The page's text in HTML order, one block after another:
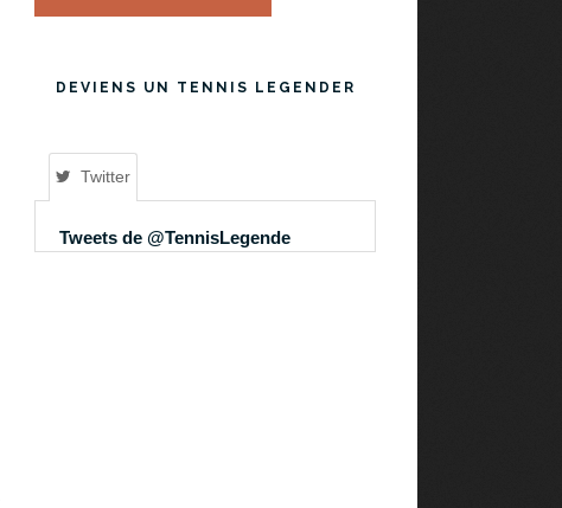
DEVIENS UN TENNIS LEGENDER
Twitter
Tweets de @TennisLegende